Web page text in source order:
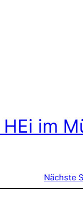
HEi im
Nächste